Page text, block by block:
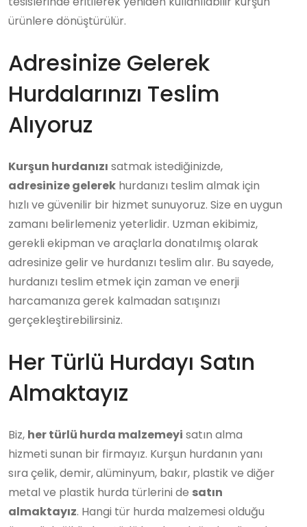
ürünlere dönüştürülür.
Adresinize Gelerek
Hurdalarınızı Teslim
Alıyoruz
Kurşun hurdanızı satmak istediğinizde,
adresinize gelerek hurdanızı teslim almak için
hızlı ve güvenilir bir hizmet sunuyoruz. Size en uygun
zamanı belirlemeniz yeterlidir. Uzman ekibimiz,
gerekli ekipman ve araçlarla donatılmış olarak
adresinize gelir ve hurdanızı teslim alır. Bu sayede,
hurdanızı teslim etmek için zaman ve enerji
harcamanıza gerek kalmadan satışınızı
gerçekleştirebilirsiniz.
Her Türlü Hurdayı Satın
Almaktayız
Biz, her türlü hurda malzemeyi satın alma
hizmeti sunan bir firmayız. Kurşun hurdanın yanı
sıra çelik, demir, alüminyum, bakır, plastik ve diğer
metal ve plastik hurda türlerini de satın
almaktayız. Hangi tür hurda malzemesi olduğu